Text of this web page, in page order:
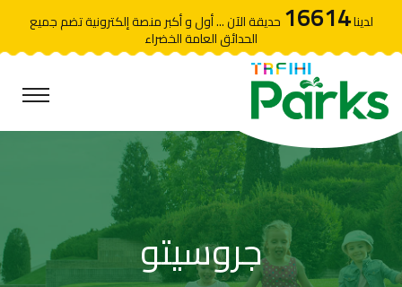
لدينا16614 حديقة الآن ... أول و أكبر منصة إلكترونية تضم جميع
الحدائق العامة الخضراء
جروسيتو